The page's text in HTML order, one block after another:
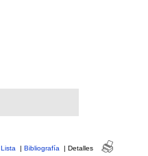
Lista | Bibliografía | Detalles